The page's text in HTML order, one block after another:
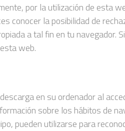
por la utilización de esta
conocer la posibilidad de
a tal fin en tu navegador.
web.
en su ordenador al
sobre los hábitos de
pueden utilizarse para